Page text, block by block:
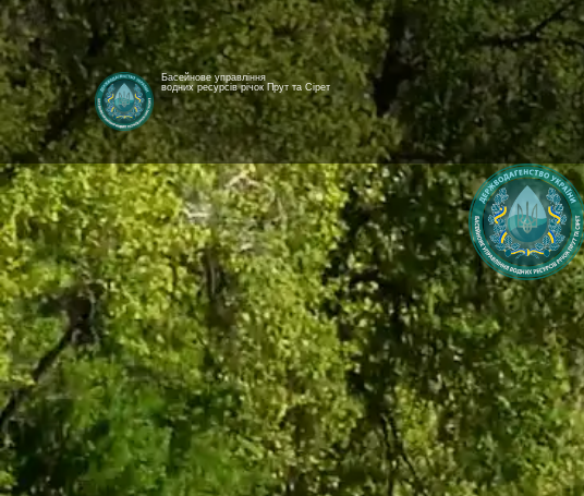
[newyear_garland]
Басейнове управління
водних ресурсів річок Прут та Сірет